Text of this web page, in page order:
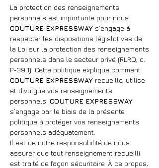
La protection des renseignements
personnels est importante pour nous.
COUTURE EXPRESSWAY s’engage à
respecter les dispositions législatives de
la Loi sur la protection des renseignements
personnels dans le secteur privé (RLRQ, c.
P-39.1). Cette politique explique comment
COUTURE EXPRESSWAY recueille, utilise
et divulgue vos renseignements
personnels. COUTURE EXPRESSWAY
s’engage par le biais de la présente
politique à protéger vos renseignements
personnels adéquatement.
Il est de notre responsabilité de nous
assurer que tout renseignement recueilli
est traité de façon sécuritaire. À ce propos,